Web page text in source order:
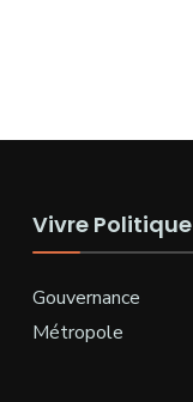
Vivre Politique
Gouvernance
Métropole